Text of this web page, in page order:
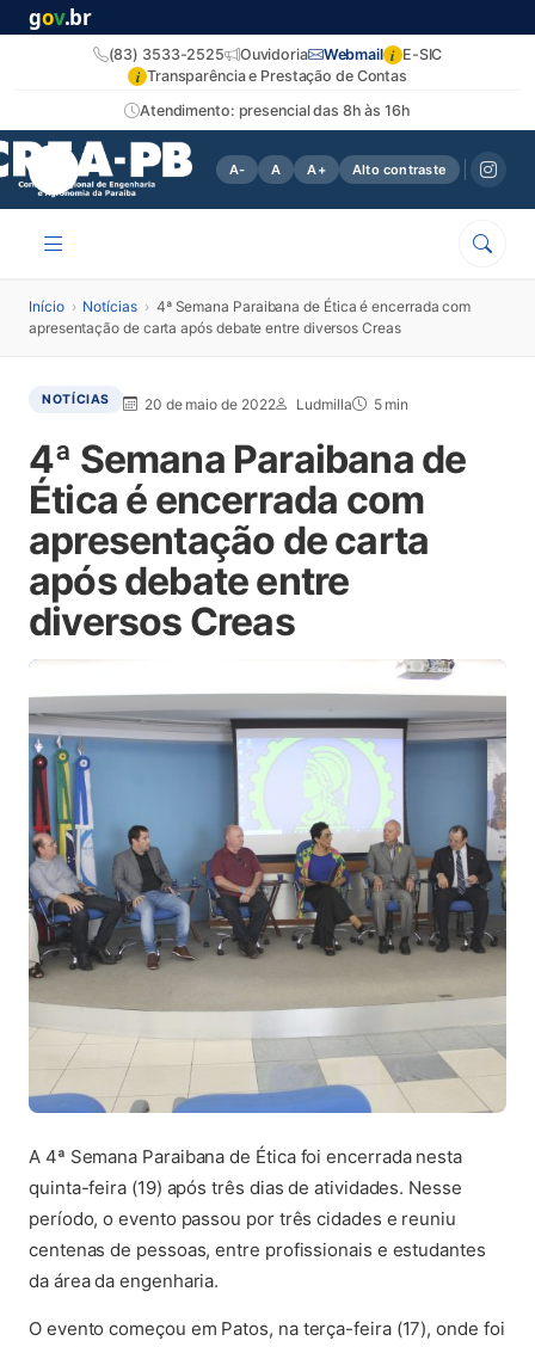
gov.br
Atendimento: presencial das 8h às 16h
(83) 3533-2525 Ouvidoria Webmail i E-SIC
i Transparência e Prestação de Contas
A- A A+ Alto contraste
Início › Notícias › 4ª Semana Paraibana de Ética é encerrada com
apresentação de carta após debate entre diversos Creas
NOTÍCIAS 20 de maio de 2022 Ludmilla 5 min
4ª Semana Paraibana de
Ética é encerrada com
apresentação de carta
após debate entre
diversos Creas
A 4ª Semana Paraibana de Ética foi encerrada nesta
quinta-feira (19) após três dias de atividades. Nesse
período, o evento passou por três cidades e reuniu
centenas de pessoas, entre profissionais e estudantes
da área da engenharia.
O evento começou em Patos, na terça-feira (17), onde foi